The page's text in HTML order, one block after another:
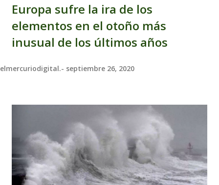
Europa sufre la ira de los
elementos en el otoño más
inusual de los últimos años
elmercuriodigital.- septiembre 26, 2020